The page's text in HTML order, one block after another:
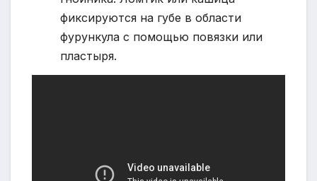
фиксируются на губе в области
фурункула с помощью повязки или
пластыря.